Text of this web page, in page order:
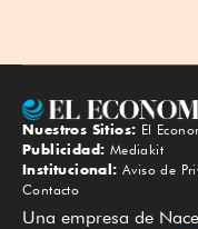
Nuestros Sitios: El
Publicidad: Mediakit
Institucional: Aviso de
Contacto
Una empresa de